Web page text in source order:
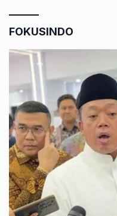
FOKUSINDO